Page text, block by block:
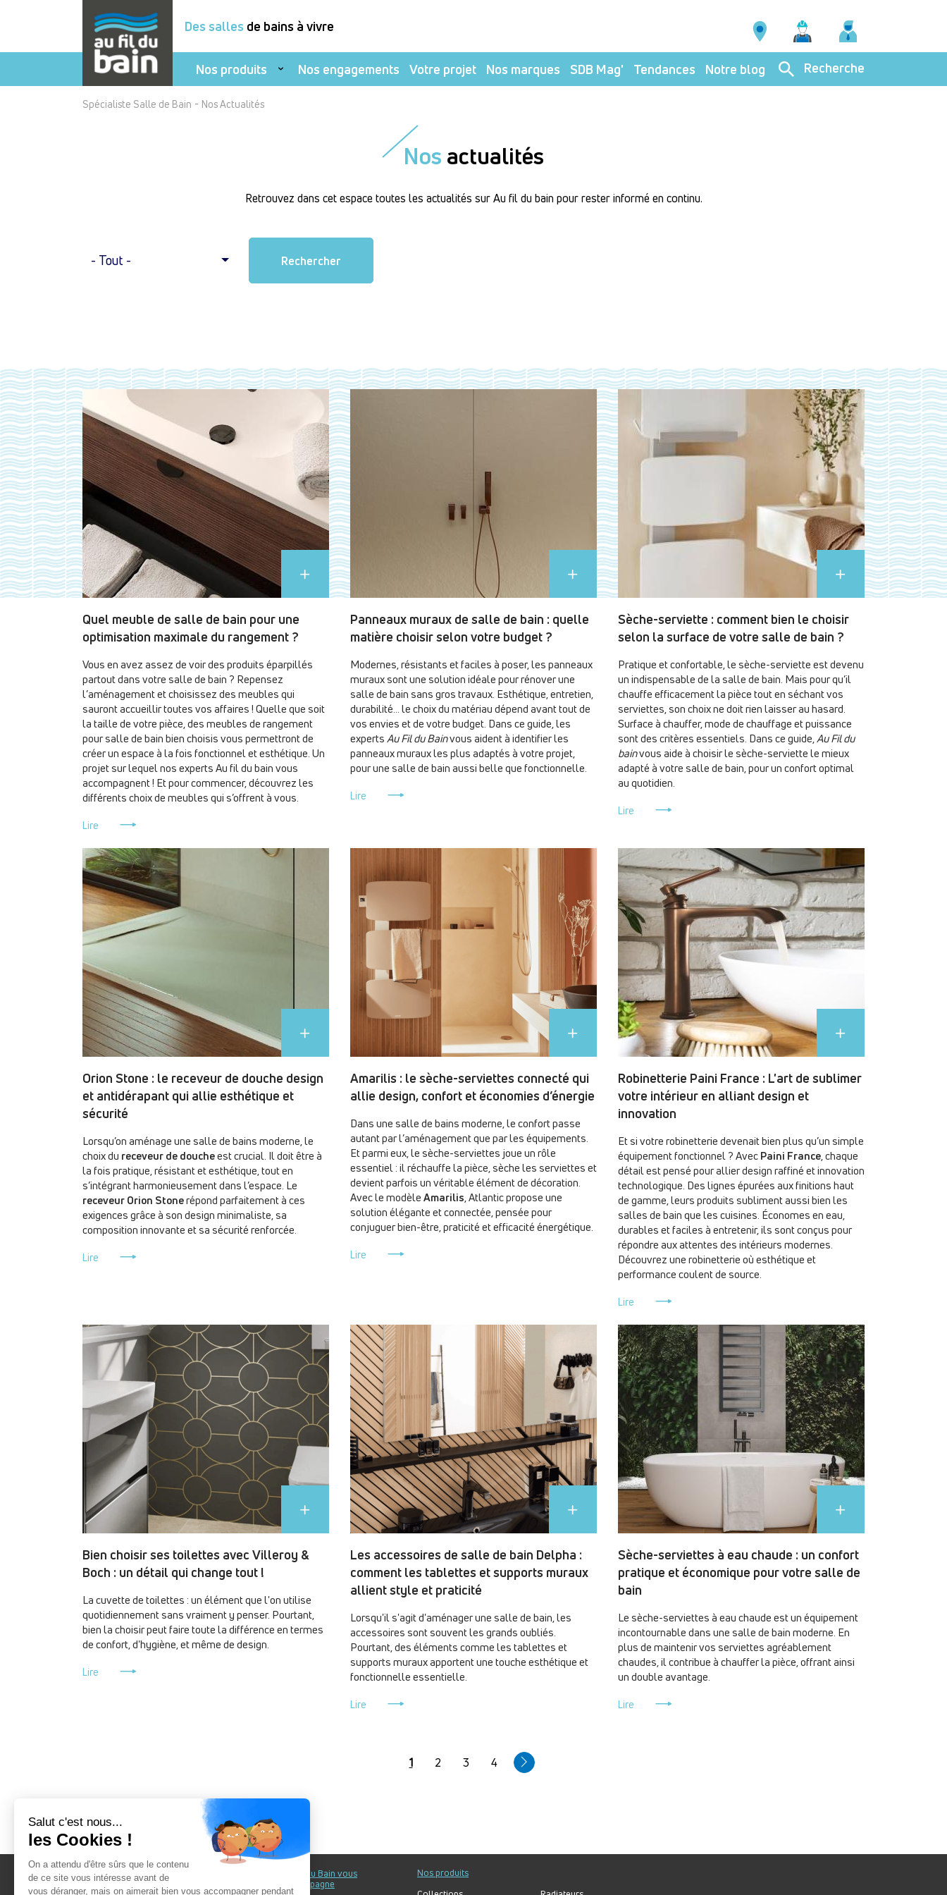
Des salles de bains à vivre
Nos produits Nos engagements Votre projet Nos marques SDB Mag' Tendances Notre blog Recherche
Spécialiste Salle de Bain - Nos Actualités
Nos actualités
Retrouvez dans cet espace toutes les actualités sur Au fil du bain pour rester informé en continu.
- Tout -
Quel meuble de salle de bain pour une
optimisation maximale du rangement ?
Vous en avez assez de voir des produits éparpillés
partout dans votre salle de bain ? Repensez
l’aménagement et choisissez des meubles qui
sauront accueillir toutes vos affaires ! Quelle que soit
la taille de votre pièce, des meubles de rangement
pour salle de bain bien choisis vous permettront de
créer un espace à la fois fonctionnel et esthétique. Un
projet sur lequel nos experts Au fil du bain vous
accompagnent ! Et pour commencer, découvrez les
différents choix de meubles qui s’offrent à vous.
Lire
Panneaux muraux de salle de bain : quelle
matière choisir selon votre budget ?
Modernes, résistants et faciles à poser, les panneaux
muraux sont une solution idéale pour rénover une
salle de bain sans gros travaux. Esthétique, entretien,
durabilité… le choix du matériau dépend avant tout de
vos envies et de votre budget. Dans ce guide, les
expertsAu Fil du Bainvous aident à identifier les
panneaux muraux les plus adaptés à votre projet,
pour une salle de bain aussi belle que fonctionnelle.
Lire
Sèche-serviette : comment bien le choisir
selon la surface de votre salle de bain ?
Pratique et confortable, le sèche-serviette est devenu
un indispensable de la salle de bain. Mais pour qu’il
chauffe efficacement la pièce tout en séchant vos
serviettes, son choix ne doit rien laisser au hasard.
Surface à chauffer, mode de chauffage et puissance
sont des critères essentiels. Dans ce guide,Au Fil du
bainvous aide à choisir le sèche-serviette le mieux
adapté à votre salle de bain, pour un confort optimal
au quotidien.
Lire
Orion Stone : le receveur de douche design
et antidérapant qui allie esthétique et
sécurité
Lorsqu’on aménage une salle de bains moderne, le
choix du receveur de doucheest crucial. Il doit être à
la fois pratique, résistant et esthétique, tout en
s’intégrant harmonieusement dans l’espace. Le
receveur Orion Stonerépond parfaitement à ces
exigences grâce à son design minimaliste, sa
composition innovante et sa sécurité renforcée.
Lire
Amarilis : le sèche-serviettes connecté qui
allie design, confort et économies d’énergie
Dans une salle de bains moderne, le confort passe
autant par l’aménagement que par les équipements.
Et parmi eux, le sèche-serviettes joue un rôle
essentiel : il réchauffe la pièce, sèche les serviettes et
devient parfois un véritable élément de décoration.
Avec le modèleAmarilis, Atlantic propose une
solution élégante et connectée, pensée pour
conjuguer bien-être, praticité et efficacité énergétique.
Lire
Robinetterie Paini France : L'art de sublimer
votre intérieur en alliant design et
innovation
Et si votre robinetterie devenait bien plus qu’un simple
équipement fonctionnel ? AvecPaini France, chaque
détail est pensé pour allier design raffiné et innovation
technologique. Des lignes épurées aux finitions haut
de gamme, leurs produits subliment aussi bien les
salles de bain que les cuisines. Économes en eau,
durables et faciles à entretenir, ils sont conçus pour
répondre aux attentes des intérieurs modernes.
Découvrez une robinetterie où esthétique et
performance coulent de source.
Lire
Bien choisir ses toilettes avec Villeroy &
Boch : un détail qui change tout !
La cuvette de toilettes : un élément que l'on utilise
quotidiennement sans vraiment y penser. Pourtant,
bien la choisir peut faire toute la différence en termes
de confort, d'hygiène, et même de design.
Lire
Les accessoires de salle de bain Delpha :
comment les tablettes et supports muraux
allient style et praticité
Lorsqu'il s'agit d'aménager une salle de bain, les
accessoires sont souvent les grands oubliés.
Pourtant, des éléments comme les tablettes et
supports muraux apportent une touche esthétique et
fonctionnelle essentielle.
Lire
Sèche-serviettes à eau chaude : un confort
pratique et économique pour votre salle de
bain
Le sèche-serviettes à eau chaude est un équipement
incontournable dans une salle de bain moderne. En
plus de maintenir vos serviettes agréablement
chaudes, il contribue à chauffer la pièce, offrant ainsi
un double avantage.
Lire
Page
1 Page
2 Page
3 Page
4
Au fil du Bain
Au fil du Bain vous
accompagne
Nos produits